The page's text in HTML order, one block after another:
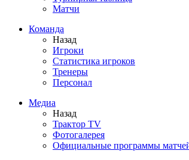
Матчи
Команда
Назад
Игроки
Статистика игроков
Тренеры
Персонал
Медиа
Назад
Трактор TV
Фотогалерея
Официальные программы